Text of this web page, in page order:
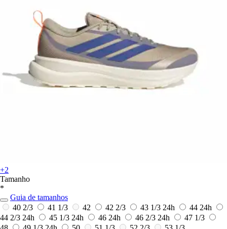
+2
Tamanho
*
Guia de tamanhos
40 2/3
41 1/3 42 42 2/3 43 1/3 24h 44 24h
44 2/3 24h 45 1/3 24h 46 24h 46 2/3 24h
47 1/3